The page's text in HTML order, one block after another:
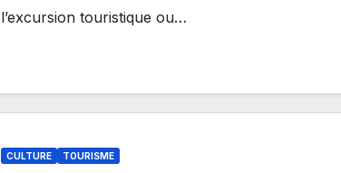
l’excursion touristique ou…
CULTURE TOURISME